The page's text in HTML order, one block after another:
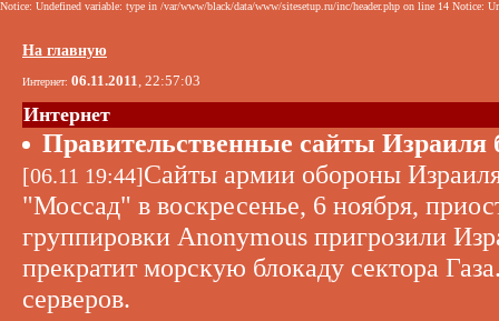
Notice: Undefined variable: type in /var/www/black/data/www/sitesetup.ru/inc/header.php on line 14 Notice:
На главную
Интернет: 06.11.2011, 22:57:03
Интернет
Правительственные сайты Израиля
[06.11 19:44]Сайты армии обороны
"Моссад" в воскресенье, 6 ноября,
группировки Anonymous пригрозили
прекратит морскую блокаду сектора
серверов.